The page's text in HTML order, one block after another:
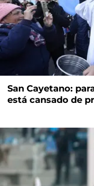
San Cayetano:
está cansado de